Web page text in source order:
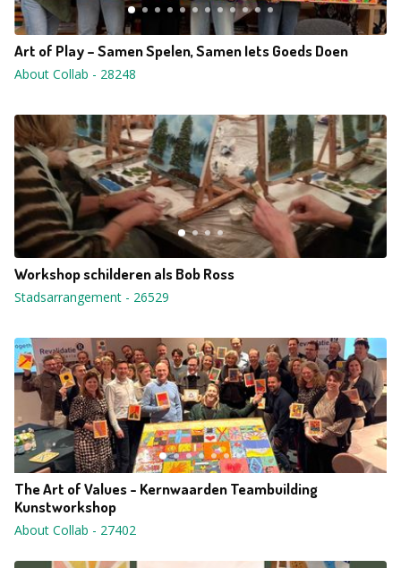
Art of Play – Samen Spelen, Samen Iets Goeds Doen
About Collab - 28248
Workshop schilderen als Bob Ross
Stadsarrangement - 26529
The Art of Values - Kernwaarden Teambuilding
Kunstworkshop
About Collab - 27402